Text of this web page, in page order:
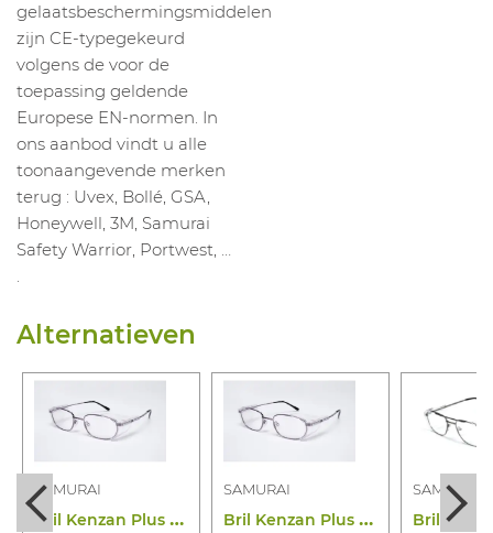
gelaatsbeschermingsmiddelen
zijn CE-typegekeurd
volgens de voor de
toepassing geldende
Europese EN-normen. In
ons aanbod vindt u alle
toonaangevende merken
terug : Uvex, Bollé, GSA,
Honeywell, 3M, Samurai
Safety Warrior, Portwest, …
.
Alternatieven
SAMURAI
B
ril Kenzan Plus PC Blank 52-21 (gr)
SAMURAI
B
ril Kenzan Plus PC Blank 52-19 (gr)
SAMURAI